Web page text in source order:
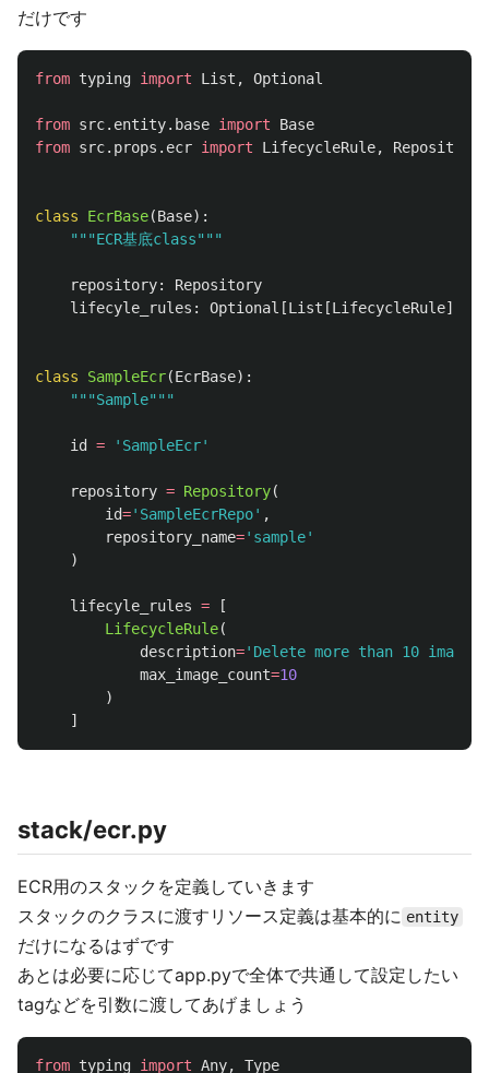
だけです
from typing import List , Optional
from src.entity.base import
Base
from src.props.ecr import LifecycleRule, Repository
class EcrBase(Base):
"""ECR基底class"""
repository:
Repository
lifecyle_rules : Optional [List [LifecycleRule]]
class SampleEcr(EcrBase):
"""Sample"""
id = ' SampleEcr'
repository = Repository(
id=' SampleEcrRepo' ,
repository_name=' sample'
)
lifecyle_rules =
[
LifecycleRule(
description=' Delete more than 10 images
max_image_count=10
)
]
stack/ecr.py
ECR用のスタックを定義していきます
スタックのクラスに渡すリソース定義は基本的に entity
だけになるはずです
あとは必要に応じてapp.pyで全体で共通して設定したい
tagなどを引数に渡してあげましょう
from typing import Any, Type